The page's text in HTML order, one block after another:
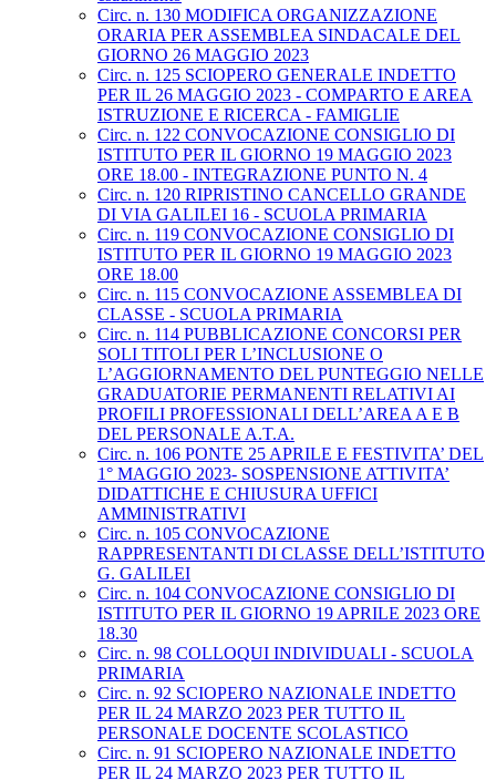
Circ. n. 130 MODIFICA ORGANIZZAZIONE
ORARIA PER ASSEMBLEA SINDACALE DEL
GIORNO 26 MAGGIO 2023
Circ. n. 125 SCIOPERO GENERALE INDETTO
PER IL 26 MAGGIO 2023 - COMPARTO E AREA
ISTRUZIONE E RICERCA - FAMIGLIE
Circ. n. 122 CONVOCAZIONE CONSIGLIO DI
ISTITUTO PER IL GIORNO 19 MAGGIO 2023
ORE 18.00 - INTEGRAZIONE PUNTO N. 4
Circ. n. 120 RIPRISTINO CANCELLO GRANDE
DI VIA GALILEI 16 - SCUOLA PRIMARIA
Circ. n. 119 CONVOCAZIONE CONSIGLIO DI
ISTITUTO PER IL GIORNO 19 MAGGIO 2023
ORE 18.00
Circ. n. 115 CONVOCAZIONE ASSEMBLEA DI
CLASSE - SCUOLA PRIMARIA
Circ. n. 114 PUBBLICAZIONE CONCORSI PER
SOLI TITOLI PER L’INCLUSIONE O
L’AGGIORNAMENTO DEL PUNTEGGIO NELLE
GRADUATORIE PERMANENTI RELATIVI AI
PROFILI PROFESSIONALI DELL’AREA A E B
DEL PERSONALE A.T.A.
Circ. n. 106 PONTE 25 APRILE E FESTIVITA’ DEL
1° MAGGIO 2023- SOSPENSIONE ATTIVITA’
DIDATTICHE E CHIUSURA UFFICI
AMMINISTRATIVI
Circ. n. 105 CONVOCAZIONE
RAPPRESENTANTI DI CLASSE DELL’ISTITUTO
G. GALILEI
Circ. n. 104 CONVOCAZIONE CONSIGLIO DI
ISTITUTO PER IL GIORNO 19 APRILE 2023 ORE
18.30
Circ. n. 98 COLLOQUI INDIVIDUALI - SCUOLA
PRIMARIA
Circ. n. 92 SCIOPERO NAZIONALE INDETTO
PER IL 24 MARZO 2023 PER TUTTO IL
PERSONALE DOCENTE SCOLASTICO
Circ. n. 91 SCIOPERO NAZIONALE INDETTO
PER IL 24 MARZO 2023 PER TUTTO IL